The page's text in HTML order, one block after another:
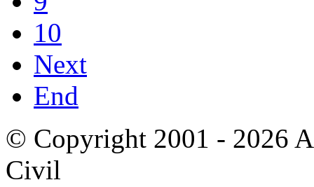
10
Next
End
© Copyright 2001 - 2026
Civil